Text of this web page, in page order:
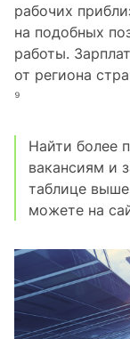
рабочих
на подобных
работы.
от региона
⁹
Найти более
вакансиям и
таблице
можете на